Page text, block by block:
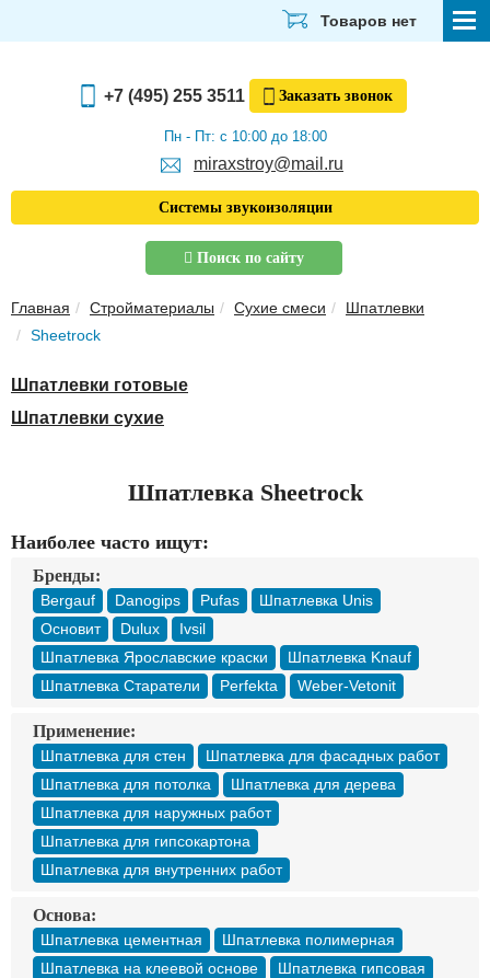
ОТДЕЛОЧНЫЕ МАТЕРИАЛЫ
ЭЛЕКТРИКА И ОСВЕЩЕНИЕ
ЗВУКОИЗОЛЯЦИЯ
Главная
Контакты
Войти в магазин Регистрация
Товаров нет
+7 (495) 255 3511 Заказать звонок
Пн - Пт: с 10:00 до 18:00
miraxstroy@mail.ru
Системы звукоизоляции
Поиск по сайту
Главная Стройматериалы Сухие смеси
Шпатлевки
Sheetrock
Шпатлевки готовые
Шпатлевки сухие
Шпатлевка Sheetrock
Наиболее часто ищут:
Бренды:
Bergauf Danogips Pufas
Шпатлевка Unis
Основит
Dulux
Ivsil
Шпатлевка Ярославские краски
Шпатлевка Knauf
Шпатлевка Старатели
Perfekta Weber-Vetonit
Применение:
Шпатлевка для стен
Шпатлевка для фасадных работ
Шпатлевка для потолка
Шпатлевка для дерева
Шпатлевка для наружных работ
Шпатлевка для гипсокартона
Шпатлевка для внутренних работ
Основа:
Шпатлевка цементная
Шпатлевка полимерная
Шпатлевка на клеевой основе
Шпатлевка гипсовая